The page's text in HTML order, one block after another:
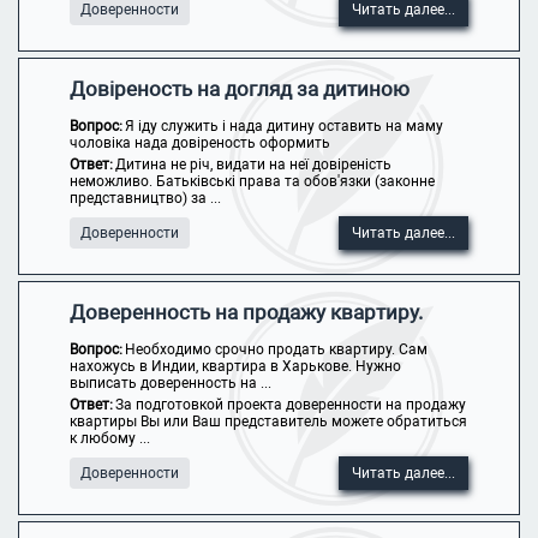
Доверенности Читать далее...
Довіреность на догляд за дитиною
Вопрос:Я іду служить і нада дитину оставить на маму
чоловіка нада довіреность оформить
Ответ:Дитина не річ, видати на неї довіреність
неможливо. Батьківські права та обов'язки (законне
представництво) за ...
Доверенности Читать далее...
Доверенность на продажу квартиру.
Вопрос: Необходимо срочно продать квартиру. Сам
нахожусь в Индии, квартира в Харькове. Нужно
выписать доверенность на ...
Ответ:За подготовкой проекта доверенности на продажу
квартиры Вы или Ваш представитель можете обратиться
к любому ...
Доверенности Читать далее...